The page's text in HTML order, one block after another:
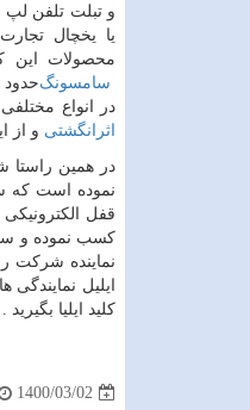
و تبلت تلفن لپ
یا یخچال
محصولات این
سامسونگحدود
در انواع
اثرانگشتی و از
در همین
نموده است که
قفل
کسب نموده و
نماینده شرکت
ایلیل
کلید ایلیا بگیرید .
1400/03/02